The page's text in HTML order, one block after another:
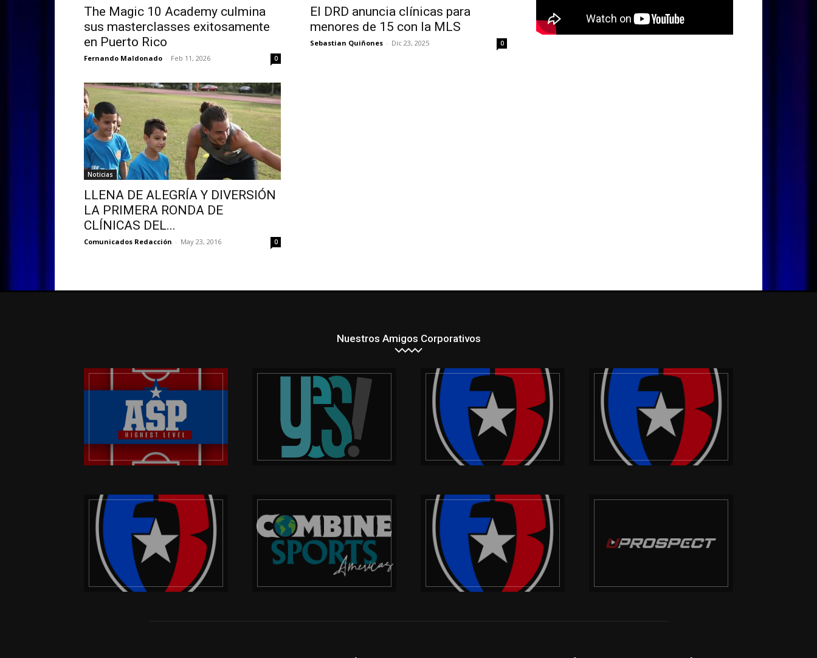
The Magic 10 Academy culmina
sus masterclasses exitosamente
en Puerto Rico
Fernando Maldonado - Feb 11, 2026 0
El DRD anuncia clínicas para
menores de 15 con la MLS
Sebastian Quiñones - Dic 23, 2025 0
Noticias
LLENA DE ALEGRÍA Y DIVERSIÓN
LA PRIMERA RONDA DE
CLÍNICAS DEL...
Comunicados Redacción - May 23, 2016 0
Nuestros Amigos Corporativos